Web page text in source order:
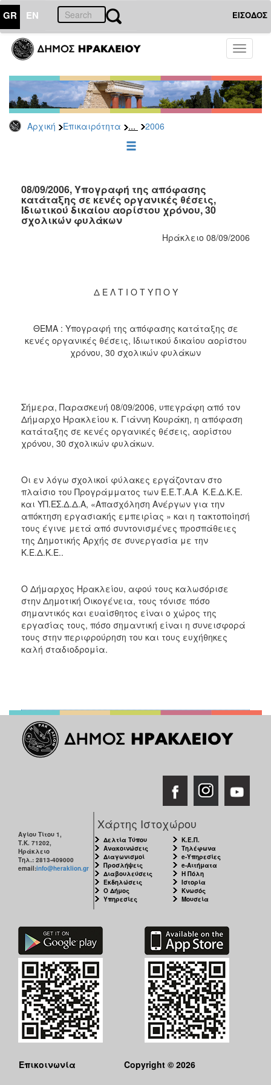
GR EN ΕΙΣΟΔΟΣ
Toggle
Αρχική Επικαιρότητα ... 2006
ΕΠΙΚΑΙΡΟΤΗΤΑ
Τύπου
Αρχείο
2026
2025
2022
2021
2020
2013
2006
ΕΠΙΣΚΕΠΤΗΣ
ΗΡΑΚΛΕΙΟ
08/09/2006, Υπογραφή της απόφασης
κατάταξης σε κενές οργανικές θέσεις,
Ιδιωτικού δικαίου αορίστου χρόνου, 30
σχολικών φυλάκων
Ηράκλειο 08/09/2006
Δ Ε Λ Τ Ι Ο Τ Υ Π Ο Υ
ΘΕΜΑ : Υπογραφή της απόφασης κατάταξης σε
κενές οργανικές θέσεις, Ιδιωτικού δικαίου αορίστου
χρόνου, 30 σχολικών φυλάκων
Σήμερα, Παρασκευή 08/09/2006, υπεγράφη από τον
Δήμαρχο Ηρακλείου κ. Γιάννη Κουράκη, η απόφαση
κατάταξης σε κενές οργανικές θέσεις, αορίστου
χρόνου, 30 σχολικών φυλάκων.
Οι εν λόγω σχολικοί φύλακες εργάζονταν στο
πλαίσιο του Προγράμματος των Ε.Ε.Τ.Α.Α  Κ.Ε.Δ.Κ.Ε.
και ΥΠ.ΕΣ.Δ.Δ.Α, «Απασχόληση Ανέργων για την
απόκτηση εργασιακής εμπειρίας » και η τακτοποίησή
τους έγινε μετά από συντονισμένες προσπάθειες
της Δημοτικής Αρχής σε συνεργασία με την
Κ.Ε.Δ.Κ.Ε..
Ο Δήμαρχος Ηρακλείου, αφού τους καλωσόρισε
στην Δημοτική Οικογένεια, τους τόνισε πόσο
σημαντικός και ευαίσθητος είναι ο χώρος της
εργασίας τους, πόσο σημαντική είναι η συνεισφορά
τους στην περιφρούρηση του και τους ευχήθηκες
καλή σταδιοδρομία.
Αγίου Τίτου 1,
Τ.Κ. 71202,
Ηράκλειο
Τηλ.: 2813-409000
email:info@heraklion.gr
Χάρτης Ιστοχώρου
Δελτία Τύπου
Ανακοινώσεις
Διαγωνισμοί
Προσλήψεις
Διαβουλεύσεις
Εκδηλώσεις
Ο Δήμος
Υπηρεσίες
Κ.Ε.Π.
Τηλέφωνα
e-Υπηρεσίες
e-Αιτήματα
Η Πόλη
Ιστορία
Κνωσός
Μουσεία
Επικοινωνία
Copyright © 2026